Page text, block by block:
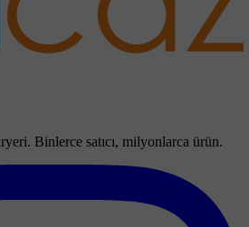
Binlerce satıcı, milyonlarca ürün.